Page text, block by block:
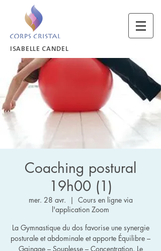
ISABELLE CANDEL
Coaching postural
19h00 (1)
mer. 28 avr.
  |
Cours en ligne via
l'application Zoom
La Gymnastique du dos favorise une synergie
posturale et abdominale et apporte Équilibre –
Gainage – Souplesse – Concentration. Le